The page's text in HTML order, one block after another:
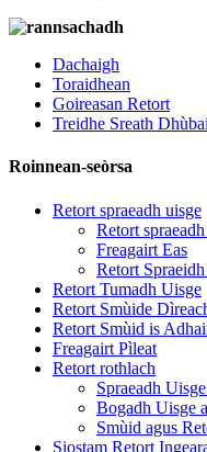
Dachaigh
Toraidhean
Goireasan Retort
Treidhe Sreath
Roinnean-seòrsa
Retort spraeadh uisge
Retort
Freagairt Eas
Retort
Retort Tumadh Uisge
Retort Smùide
Retort Smùid is
Freagairt Pìleat
Retort rothlach
Spraeadh
Bogadh Uisge
Smùid agus
Siostam Retort